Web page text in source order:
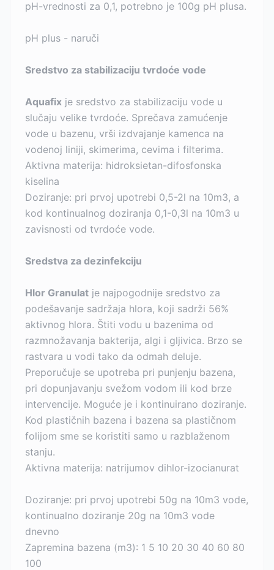
pH-vrednosti za 0,1, potrebno je 100g pH plusa.
pH plus - naruči
Sredstvo za stabilizaciju tvrdoće vode
Aquafix je sredstvo za stabilizaciju vode u
slučaju velike tvrdoće. Sprečava zamućenje
vode u bazenu, vrši izdvajanje kamenca na
vodenoj liniji, skimerima, cevima i filterima.
Aktivna materija: hidroksietan-difosfonska
kiselina
Doziranje: pri prvoj upotrebi 0,5-2l na 10m3, a
kod kontinualnog doziranja 0,1-0,3l na 10m3 u
zavisnosti od tvrdoće vode.
Sredstva za dezinfekciju
Hlor Granulat je najpogodnije sredstvo za
podešavanje sadržaja hlora, koji sadrži 56%
aktivnog hlora. Štiti vodu u bazenima od
razmnožavanja bakterija, algi i gljivica. Brzo se
rastvara u vodi tako da odmah deluje.
Preporučuje se upotreba pri punjenju bazena,
pri dopunjavanju svežom vodom ili kod brze
intervencije. Moguće je i kontinuirano doziranje.
Kod plastičnih bazena i bazena sa plastičnom
folijom sme se koristiti samo u razblaženom
stanju.
Aktivna materija: natrijumov dihlor-izocianurat
Doziranje: pri prvoj upotrebi 50g na 10m3 vode,
kontinualno doziranje 20g na 10m3 vode
dnevno
Zapremina bazena (m3): 1 5 10 20 30 40 60 80
100